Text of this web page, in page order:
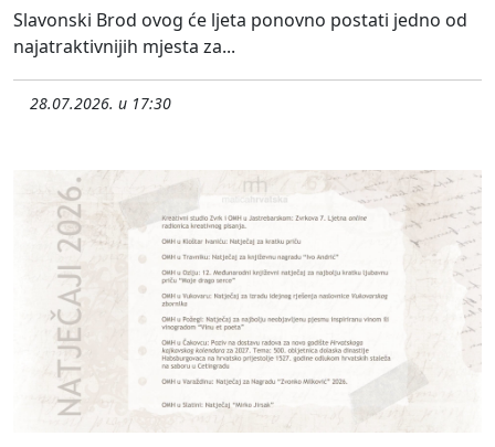
Slavonski Brod ovog će ljeta ponovno postati jedno od
najatraktivnijih mjesta za...
28.07.2026. u 17:30